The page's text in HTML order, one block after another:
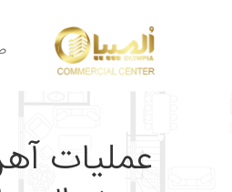
عملیات